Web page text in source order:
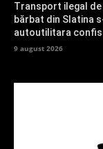
Transport ilegal de
bărbat din Slatina
autoutilitara
9 august 2026